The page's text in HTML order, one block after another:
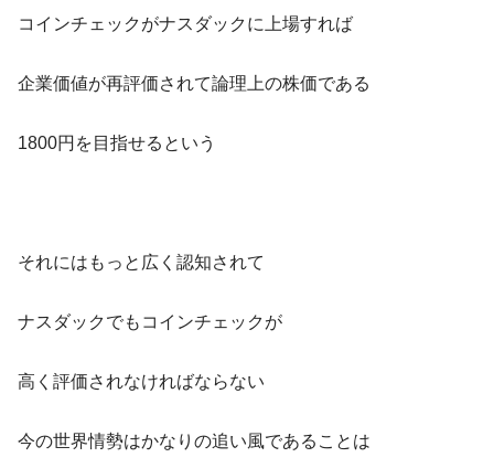
コインチェックがナスダックに上場すれば
企業価値が再評価されて論理上の株価である
1800円を目指せるという
それにはもっと広く認知されて
ナスダックでもコインチェックが
高く評価されなければならない
今の世界情勢はかなりの追い風であることは